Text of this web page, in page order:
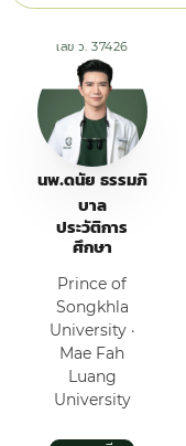
เลข ว. 37426
นพ.ดนัย ธรรมภิ
บาล
ประวัติการ
ศึกษา
Prince of
Songkhla
University ·
Mae Fah
Luang
University